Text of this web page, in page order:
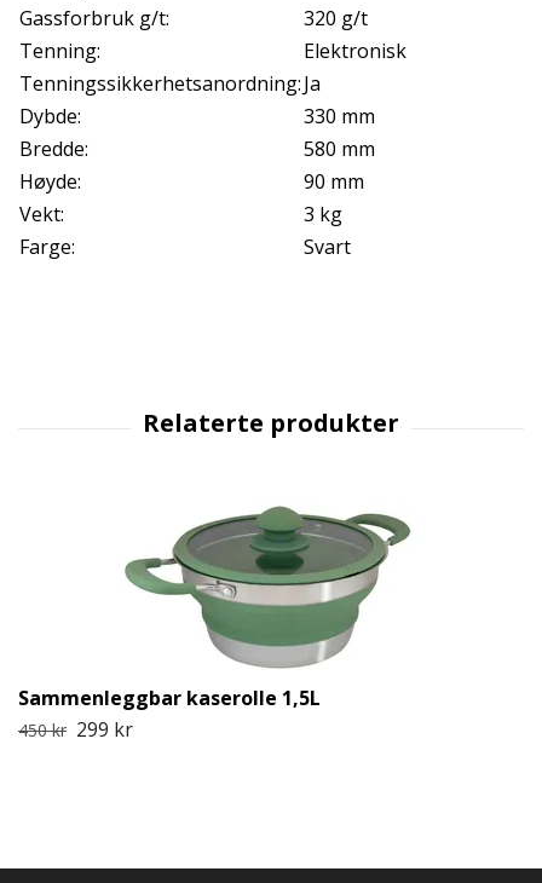
Gassforbruk g/t:
320 g/t
Tenning:
Elektronisk
Tenningssikkerhetsanordning:Ja
Dybde:
330 mm
Bredde:
580 mm
Høyde:
90 mm
Vekt:
3 kg
Farge:
Svart
Sammenleggbar kaserolle 1,5L
450 kr 299 kr